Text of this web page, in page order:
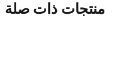
منتجات ذات صلة